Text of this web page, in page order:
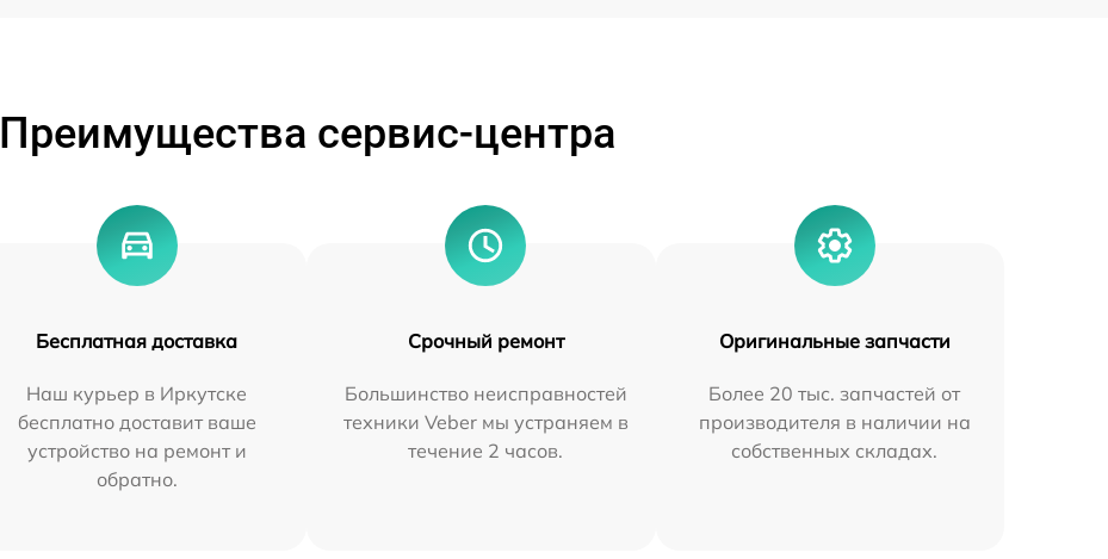
Преимущества сервис-центра
Бесплатная доставка
Наш курьер в Иркутске
бесплатно доставит ваше
устройство на ремонт и
обратно.
Срочный ремонт
Большинство неисправностей
техники Veber мы устраняем в
течение 2 часов.
Оригинальные запчасти
Более 20 тыс. запчастей от
производителя в наличии на
собственных складах.